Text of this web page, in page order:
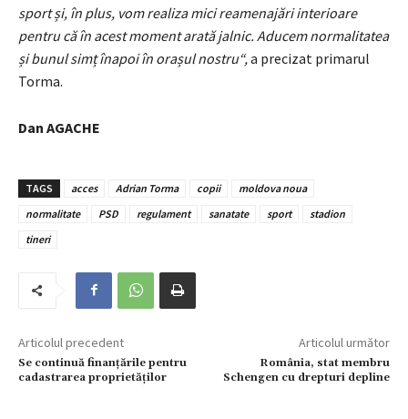
sport și, în plus, vom realiza mici reamenajări interioare
pentru că în acest moment arată jalnic. Aducem normalitatea
și bunul simț înapoi în orașul nostru“,a precizat primarul
Torma.
Dan AGACHE
TAGS acces Adrian Torma copii
moldova noua
normalitate
PSD regulament sanatate sport
stadion
tineri
Articolul precedent
Se continuă finanțările pentru
cadastrarea proprietăților
Articolul următor
România, stat membru
Schengen cu drepturi depline